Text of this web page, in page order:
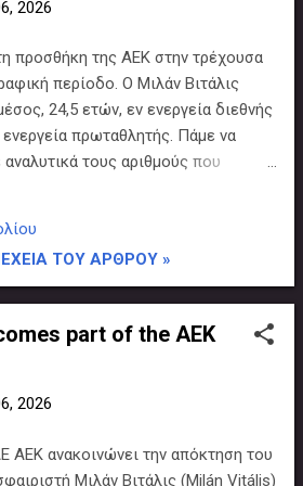
2026
προσθήκη της ΑΕΚ στην τρέχουσα
περίοδο. Ο Μιλάν Βιτάλις
24,5 ετών, εν ενεργεία διεθνής
ενεργεία πρωταθλητής. Πάμε να
τους αριθμούς που
περίοδο στην κορυφαία
της Ουγγαρίας... Γενικά ☛
: 31 ☛ Αρχική ενδεκάδα : 31 ☛
χρόνου σε λεπτά : 2.748'
εντός περιοχής : 7/14 ☛
Γκολ με το αριστερό : 1 ☛ Γκολ με
: 8 ☛ Τελικές προσπάθειες : 62
ΤΟΥ ΆΡΘΡΟΥ »
part of the AEK
2026
ΑΕΚ ανακοινώνει την απόκτηση του
Μιλάν Βιτάλις (Milán Vitális)